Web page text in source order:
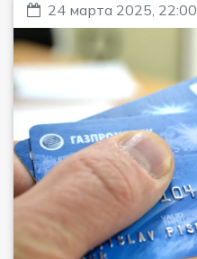
24 марта 2025, 22:00